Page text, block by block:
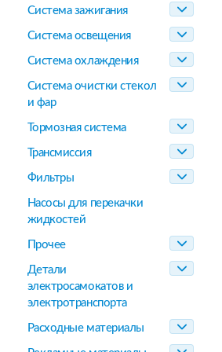
Система зажигания
Система освещения
Система охлаждения
Система очистки стекол
и фар
Тормозная система
Трансмиссия
Фильтры
Насосы для перекачки
жидкостей
Прочее
Детали
электросамокатов и
электротранспорта
Расходные материалы